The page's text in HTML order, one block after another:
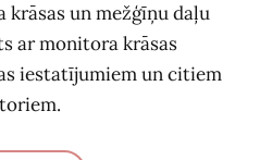
un mežģīņu daļu
ar monitora krāsas
iestatījumiem un citiem